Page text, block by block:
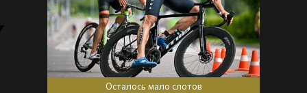
Осталось мало слотов